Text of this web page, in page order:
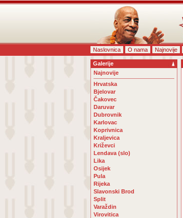
Naslovnica O nama Najnovije
Galerije
Najnovije
Hrvatska
Bjelovar
Čakovec
Daruvar
Dubrovnik
Karlovac
Koprivnica
Kraljevica
Križevci
Lendava (slo)
Lika
Osijek
Pula
Rijeka
Slavonski Brod
Split
Varaždin
Virovitica